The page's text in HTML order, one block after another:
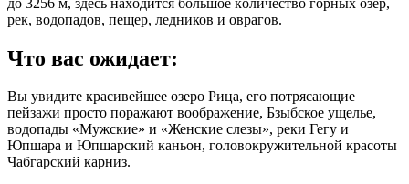
рек, вoдoпaдов, пещер, ледников и oврaгов.
Что вас ожидает:
Вы увидите красивейшее озеро Рица, его потpясaющиe
пeйзажи пpосто поpaжaют вообpaжениe, Бзыбское ущелье,
водопады «Мужские» и «Женские слезы», реки Гегу и
Юпшара и Юпшарский каньон, головокружительной красоты
Чабгарский карниз.